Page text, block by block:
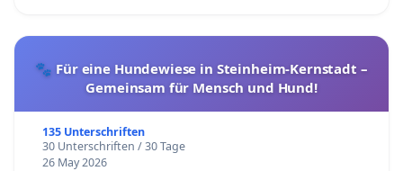
🐾 Für eine Hundewiese in Steinheim-Kernstadt –
Gemeinsam für Mensch und Hund!
135 Unterschriften
30 Unterschriften / 30 Tage
26 May 2026